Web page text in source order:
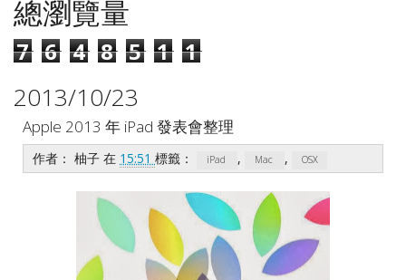
總瀏覽量
7 6 4 8 5 1 1
2013/10/23
Apple 2013 年 iPad 發表會整理
作者： 柚子 在 15:51 標籤： iPad , Mac , OSX